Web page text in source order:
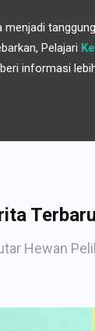
menjadi
Pelajari
informasi
Terbaru
Hewan